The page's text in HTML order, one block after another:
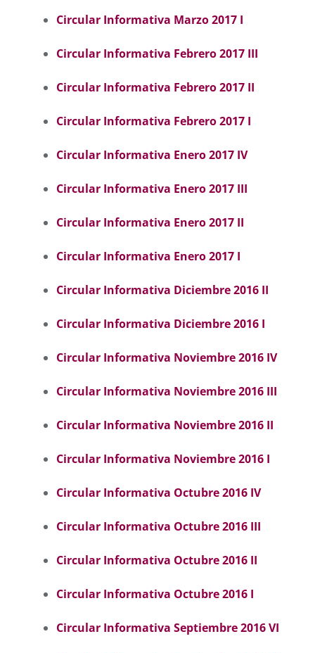
Circular Informativa Marzo 2017 I
Circular Informativa Febrero 2017 III
Circular Informativa Febrero 2017 II
Circular Informativa Febrero 2017 I
Circular Informativa Enero 2017 IV
Circular Informativa Enero 2017 III
Circular Informativa Enero 2017 II
Circular Informativa Enero 2017 I
Circular Informativa Diciembre 2016 II
Circular Informativa Diciembre 2016 I
Circular Informativa Noviembre 2016 IV
Circular Informativa Noviembre 2016 III
Circular Informativa Noviembre 2016 II
Circular Informativa Noviembre 2016 I
Circular Informativa Octubre 2016 IV
Circular Informativa Octubre 2016 III
Circular Informativa Octubre 2016 II
Circular Informativa Octubre 2016 I
Circular Informativa Septiembre 2016 VI